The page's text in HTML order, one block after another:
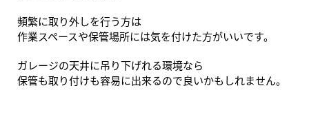
頻繁に取り外しを行う方は
作業スペースや保管場所には気を付けた方がいいです。
ガレージの天井に吊り下げれる環境なら
保管も取り付けも容易に出来るので良いかもしれません。